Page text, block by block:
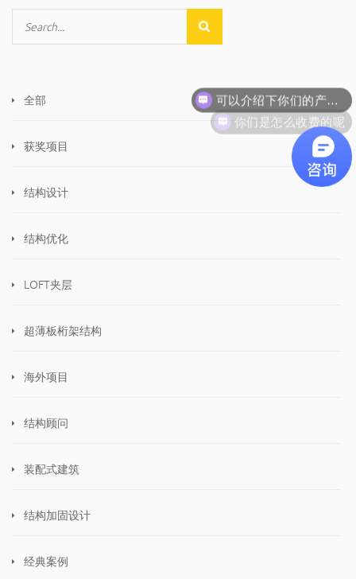
全部
获奖项目
结构设计
结构优化
LOFT夹层
超薄板桁架结构
海外项目
结构顾问
装配式建筑
结构加固设计
经典案例
你们是怎么收费的呢